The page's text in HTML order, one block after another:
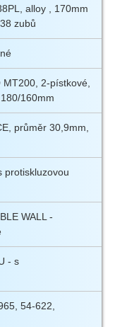
alloy , 170mm
zubů
2-pístkové,
160mm
průměr 30,9mm,
protiskluzovou
WALL -
- s
54-622,